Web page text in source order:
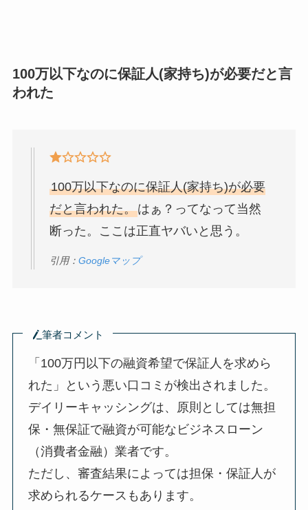
100万以下なのに保証人(家持ち)が必要だと言
われた
100万以下なのに保証人(家持ち)が必要
だと言われた。はぁ？ってなって当然
断った。ここは正直ヤバいと思う。
引用： Googleマップ
筆者コメント
「100万円以下の融資希望で保証人を求めら
れた」という悪い口コミが検出されました。
デイリーキャッシングは、原則としては無担
保・無保証で融資が可能なビジネスローン
（消費者金融）業者です。
ただし、審査結果によっては担保・保証人が
求められるケースもあります。